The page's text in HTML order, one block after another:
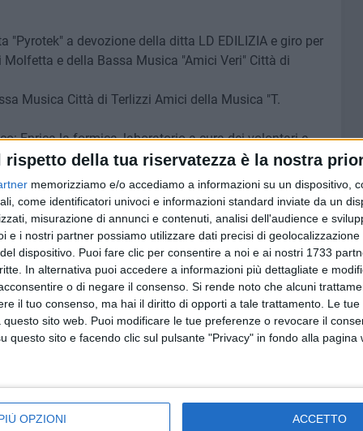
rispetto della tua riservatezza è la nostra
memorizziamo e/o accediamo a informazioni su un dispositivo,
come identificatori univoci e informazioni standard inviate da un
misurazione di annunci e contenuti, analisi dell'audience e
e i nostri partner possiamo utilizzare dati precisi di
dispositivo. Puoi fare clic per consentire a noi e ai nostri 1733
In alternativa puoi accedere a informazioni più dettagliate e
o di negare il consenso. Si rende noto che alcuni
il tuo consenso, ma hai il diritto di opporti a tale trattamento. Le
sito web. Puoi modificare le tue preferenze o revocare il
questo sito e facendo clic sul pulsante "Privacy" in fondo alla pagina
OPZIONI ACCETTO
"Pyrotek" a devozione della ditta LD EDILIZIA e giro per
e della Bassa Musica "Amici Veri" Città di
Musica Città di Terlizzi Amici della Musica "T.
Enrica la formica, laboratorio a cura dei volontari e
- Evento culturale "3 gioie in 3 giorni, la fiera di tutti i
di volontariato SerMolfetta.
ORCHESTRA ITALIANA di Simone Mezzapesa.
una
7 AGOSTO 2026
Spiagge libere, via alla pulizia
straordinaria a Molfetta dopo le
mareggiate